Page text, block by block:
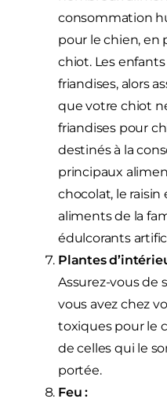
consommation
pour le chien, en
chiot. Les
friandises, alors
que votre chiot
friandises pour
destinés à la
principaux
chocolat, le raisin
aliments de la
édulcorants
Plantes
Assurez-vous de
vous avez chez
toxiques pour le
de celles qui le
portée.
Feu :